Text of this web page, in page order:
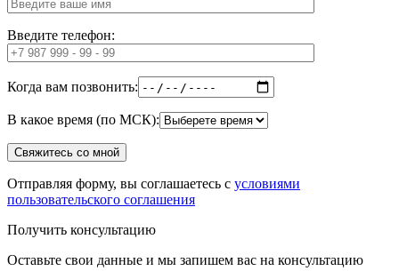
Введите телефон:
Когда вам позвонить:
В какое время (по МСК):
Отправляя форму, вы соглашаетесь с условиями
пользовательского соглашения
Получить консультацию
Оставьте свои данные и мы запишем вас на консультацию